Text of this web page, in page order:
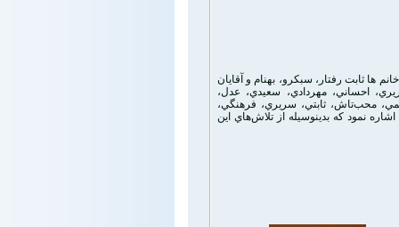
ها ثابت­ رفتار، سبکرو، بهنام و آقایان
احساني، مهردادي، سعيدي، عدل،
محب‌تاش، ثابتي، سريري، فرهنگي،
اشاره نمود که بدينوسيله از تلاش‌هاي این